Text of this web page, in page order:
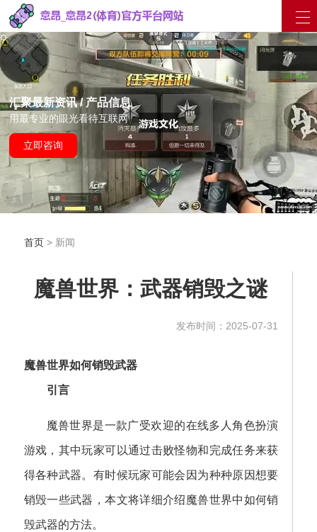
汇聚最新资讯 / 产品信息
用最专业的眼光看待互联网
立即咨询
首页> 新闻
魔兽世界：武器销毁之谜
发布时间：2025-07-31
魔兽世界如何销毁武器
引言
魔兽世界是一款广受欢迎的在线多人角色扮演
游戏，其中玩家可以通过击败怪物和完成任务来获
得各种武器。有时候玩家可能会因为种种原因想要
销毁一些武器，本文将详细介绍魔兽世界中如何销
毁武器的方法。